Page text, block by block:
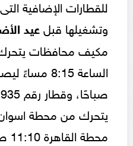
للقطارات الإضافية
وتشغيلها قبلعيد
مكيف محافظات